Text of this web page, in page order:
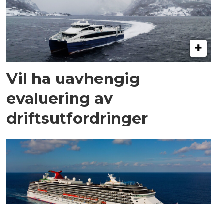
Vil ha uavhengig
evaluering av
driftsutfordringer